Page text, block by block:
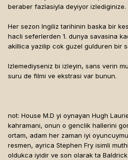
beraber fazlasiyla deyiyor izlediginize.
Her sezon Ingiliz tarihinin baska bir
hacli seferlerden 1. dunya savasina
akillica yazilip cok guzel gulduren bir
Izlemediyseniz bi izleyin, sans verin
suru de filmi ve ekstrasi var bunun.
not: House M.D yi oynayan Hugh
kahramani, onun o genclik hallerini
ortam, adam her zaman iyi
resmen, ayrica Stephen Fry isimli
oldukca iyidir ve son olarak ta